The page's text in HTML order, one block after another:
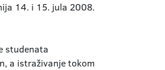
14. i 15. jula 2008.
studenata
a istraživanje tokom